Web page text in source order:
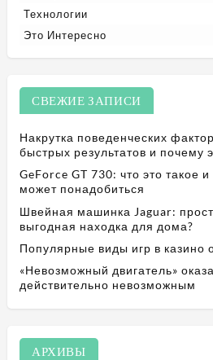
Технологии
Это Интересно
СВЕЖИЕ ЗАПИСИ
Накрутка поведенческих
быстрых результатов и почему
GeForce GT 730: что это такое
может понадобиться
Швейная машинка Jaguar:
выгодная находка для дома?
Популярные виды игр в казино
«Невозможный двигатель»
действительно невозможным
АРХИВЫ
А